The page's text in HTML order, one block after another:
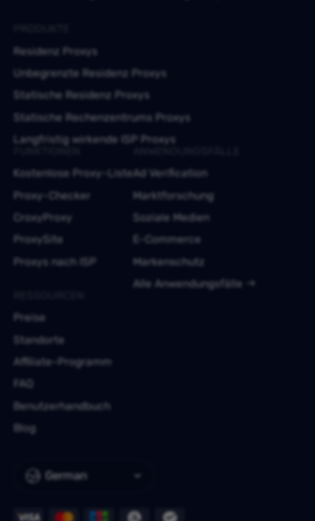
German
Residenz Proxys
Unbegrenzte Residenz Proxys
Statische Residenz Proxys
Statische Rechenzentrums Proxys
Langfristig wirkende ISP Proxys
Kostenlose Proxy-Liste
Proxy-Checker
CroxyProxy
ProxySite
Proxys nach ISP
Ad Verification
Marktforschung
Soziale Medien
E-Commerce
Markenschutz
Alle Anwendungsfälle
Preise
Standorte
Affiliate-Programm
FAQ
Benutzerhandbuch
Blog